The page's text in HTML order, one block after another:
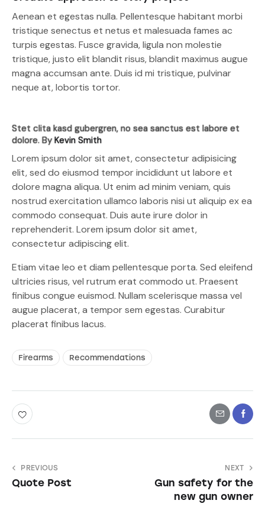
Aenean et egestas nulla. Pellentesque habitant morbi
tristique senectus et netus et malesuada fames ac
turpis egestas. Fusce gravida, ligula non molestie
tristique, justo elit blandit risus, blandit maximus augue
magna accumsan ante. Duis id mi tristique, pulvinar
neque at, lobortis tortor.
Stet clita kasd gubergren, no sea sanctus est labore et
dolore. ByKevin Smith
Lorem ipsum dolor sit amet, consectetur adipisicing
elit, sed do eiusmod tempor incididunt ut labore et
dolore magna aliqua. Ut enim ad minim veniam, quis
nostrud exercitation ullamco laboris nisi ut aliquip ex ea
commodo consequat. Duis aute irure dolor in
reprehenderit. Lorem ipsum dolor sit amet,
consectetur adipiscing elit.
Etiam vitae leo et diam pellentesque porta. Sed eleifend
ultricies risus, vel rutrum erat commodo ut. Praesent
finibus congue euismod. Nullam scelerisque massa vel
augue placerat, a tempor sem egestas. Curabitur
placerat finibus lacus.
Firearms Recommendations
PREVIOUS
Quote Post
NEXT
Gun safety for the
new gun owner